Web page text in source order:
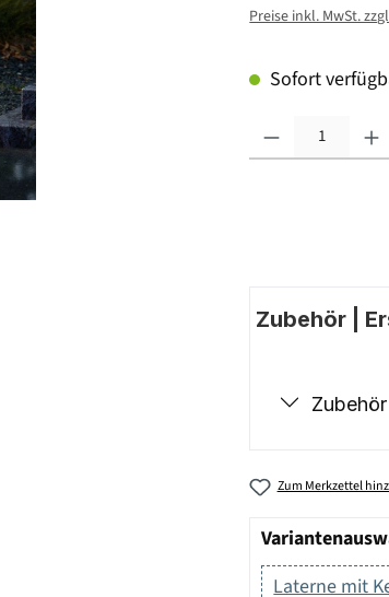
Preise inkl. MwSt.
Sofort
Zubehör |
Zubehör
Zum Merkzettel
Laterne mit